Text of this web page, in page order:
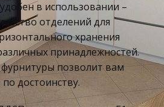
в использовании –
отделений для
хранения
принадлежностей.
позволит вам
достоинству.